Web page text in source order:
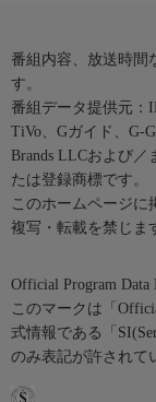
番組内容、放送時間
す。
番組データ提供元：
TiVo、Gガイド、G-
Brands LLCおよび／
たは登録商標です。
このホームページに
複写・転載を禁じま
Official Program Data
このマークは「
式情報である「
のみ表記が許されて